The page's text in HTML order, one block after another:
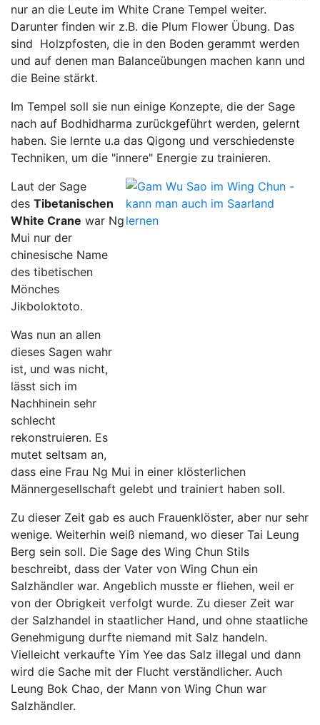
nur an die Leute im White Crane Tempel weiter.
Darunter finden wir z.B. die Plum Flower Übung. Das
sind Holzpfosten, die in den Boden gerammt werden
und auf denen man Balanceübungen machen kann und
die Beine stärkt.
Im Tempel soll sie nun einige Konzepte, die der Sage
nach auf Bodhidharma zurückgeführt werden, gelernt
haben. Sie lernte u.a das Qigong und verschiedenste
Techniken, um die "innere" Energie zu trainieren.
Laut der Sage
des Tibetanischen
White Crane war Ng
Mui nur der
chinesische Name
des tibetischen
Mönches
Jikboloktoto.
Was nun an allen
dieses Sagen wahr
ist, und was nicht,
lässt sich im
Nachhinein sehr
schlecht
rekonstruieren. Es
mutet seltsam an,
dass eine Frau Ng Mui in einer klösterlichen
Männergesellschaft gelebt und trainiert haben soll.
Zu dieser Zeit gab es auch Frauenklöster, aber nur sehr
wenige. Weiterhin weiß niemand, wo dieser Tai Leung
Berg sein soll. Die Sage des Wing Chun Stils
beschreibt, dass der Vater von Wing Chun ein
Salzhändler war. Angeblich musste er fliehen, weil er
von der Obrigkeit verfolgt wurde. Zu dieser Zeit war
der Salzhandel in staatlicher Hand, und ohne staatliche
Genehmigung durfte niemand mit Salz handeln.
Vielleicht verkaufte Yim Yee das Salz illegal und dann
wird die Sache mit der Flucht verständlicher. Auch
Leung Bok Chao, der Mann von Wing Chun war
Salzhändler.